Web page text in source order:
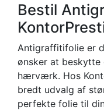
Bestil
Antigraffitifolie er
ønsker at
hærværk. Hos
bredt udvalg af
perfekte folie til